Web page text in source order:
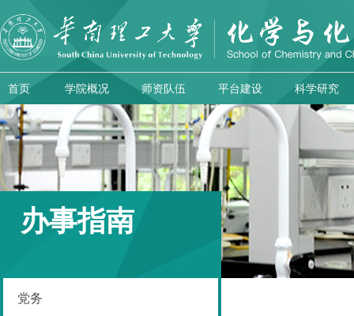
首页 学院概况 师资队伍 平台建设 科学研究
办事指南
党务